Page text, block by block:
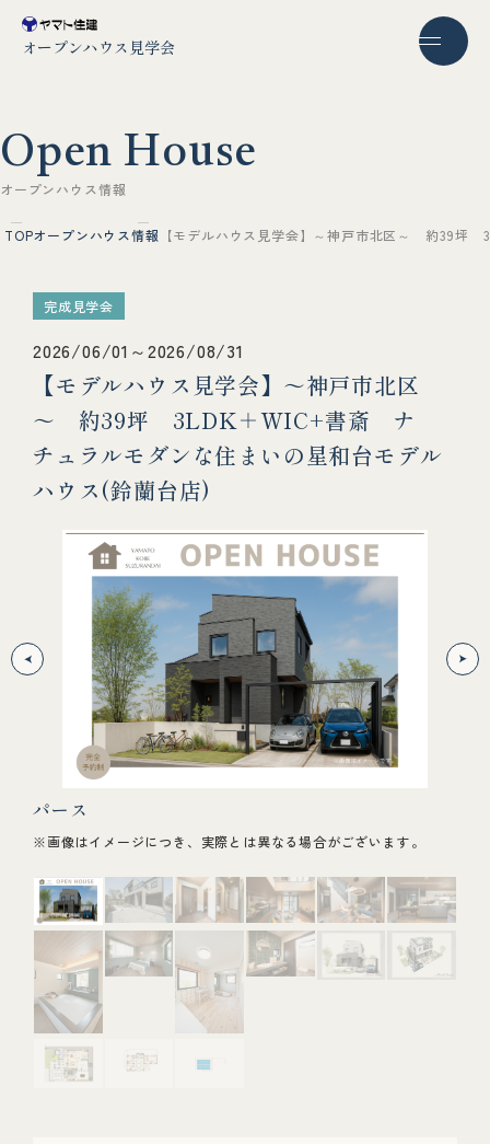
オープンハウス見学会
Open House
オー プンハ ウ ス情報
TOPオープンハウス情報 【モデルハウス見学会】～神戸市北区～ 約39坪
完成見学会
2026/06/01～2026/08/31
【モデルハウス見学会】～神戸市北区
～ 約39坪 3LDK＋WIC+書斎 ナ
チュラルモダンな住まいの星和台モデル
ハウス(鈴蘭台店)
パース
※画像はイメージにつき、実際とは異なる場合がございます。